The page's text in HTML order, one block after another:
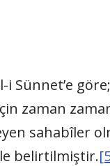
i Sünnet’e göre;
zaman
sahabîler
belirtilmiştir.